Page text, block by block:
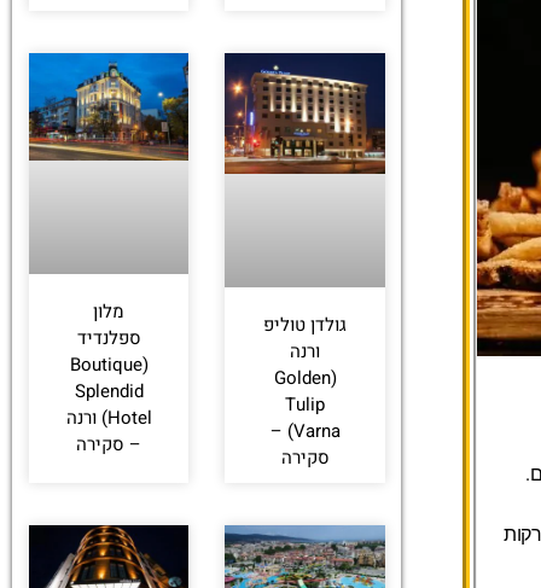
גולדן טוליפ
ורנה
(Golden
Tulip
Varna) –
סקירה
מלון
ספלנדיד
(Boutique
Splendid
Hotel) ורנה
– סקירה